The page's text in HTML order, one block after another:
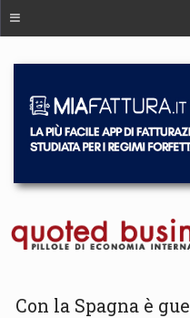
Con la Spagna è